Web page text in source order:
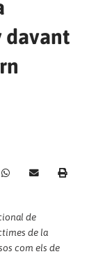
davant
de
de la
com els de